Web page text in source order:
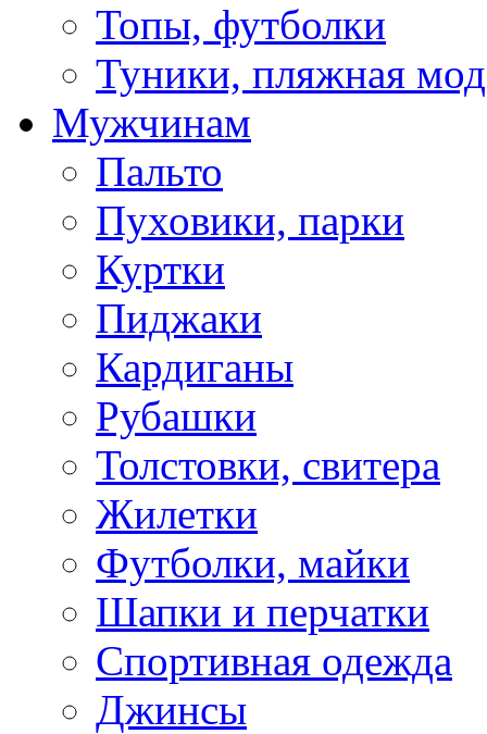
Топы, футболки
Туники, пляжная
Мужчинам
Пальто
Пуховики, парки
Куртки
Пиджаки
Кардиганы
Рубашки
Толстовки, свитера
Жилетки
Футболки, майки
Шапки и перчатки
Спортивная одежда
Джинсы